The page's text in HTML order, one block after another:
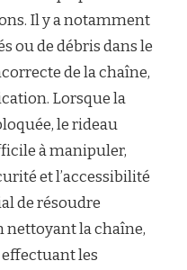
Il y a notamment
ou de débris dans le
de la chaîne,
Lorsque la
le rideau
à manipuler,
et l’accessibilité
de résoudre
nettoyant la chaîne,
les